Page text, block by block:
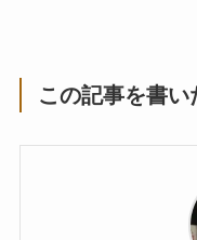
この記事を書い